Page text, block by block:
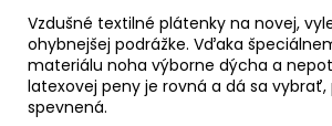
Vzdušné textilné plátenky na novej,
ohybnejšej podrážke. Vďaka
materiálu noha výborne dýcha a
latexovej peny je rovná a dá sa vybrať,
spevnená.